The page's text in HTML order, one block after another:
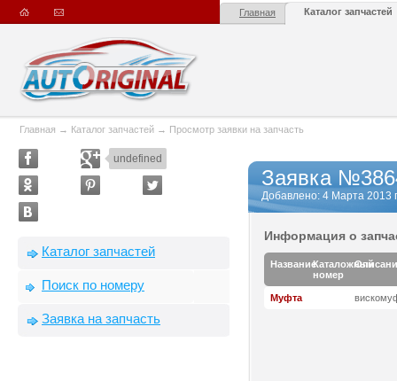
Главная Каталог запчастей
Главная → Каталог запчастей → Просмотр заявки на запчасть
undefined
Каталог запчастей
Поиск по номеру
Заявка на запчасть
Заявка
Добавлено: 4 Марта 2013
Информация о
НазваниеКаталожный
номер
Муфта